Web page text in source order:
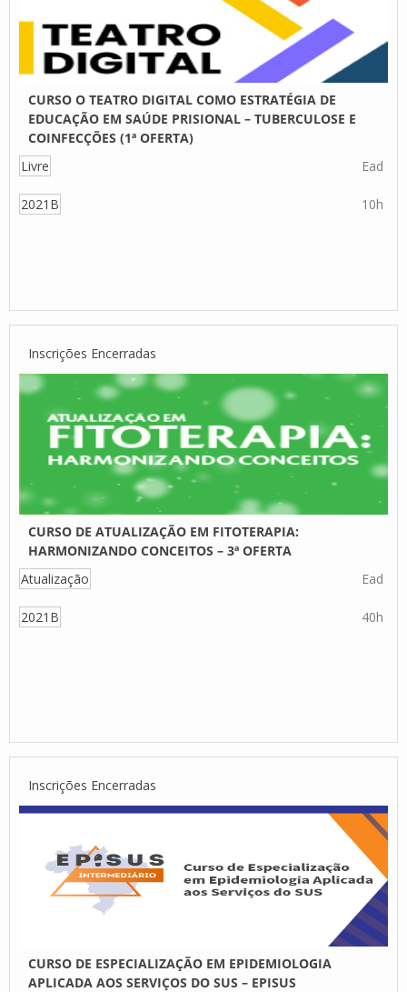
CURSO O TEATRO DIGITAL COMO ESTRATÉGIA DE
EDUCAÇÃO EM SAÚDE PRISIONAL – TUBERCULOSE E
COINFECÇÕES (1ª OFERTA)
Livre
Ead
2021B 10h
Inscrições Encerradas
CURSO DE ATUALIZAÇÃO EM FITOTERAPIA:
HARMONIZANDO CONCEITOS – 3ª OFERTA
Atualização
Ead
2021B 40h
Inscrições Encerradas
CURSO DE ESPECIALIZAÇÃO EM EPIDEMIOLOGIA
APLICADA AOS SERVIÇOS DO SUS – EPISUS